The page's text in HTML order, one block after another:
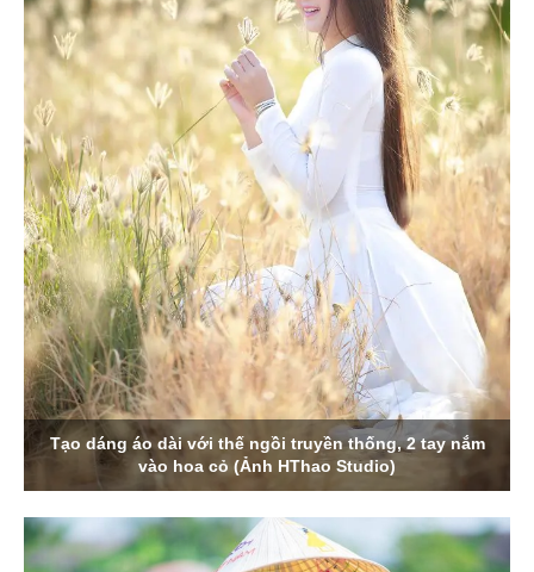
Tạo dáng áo dài với thế ngồi truyền thống, 2 tay nắm
vào hoa cỏ (Ảnh HThao Studio)